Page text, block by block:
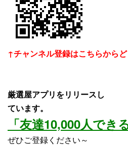
↑チャンネル登録はこちらからど
厳選屋アプリをリリースし
ています。
「友達10,000人でき
ぜひご登録ください～